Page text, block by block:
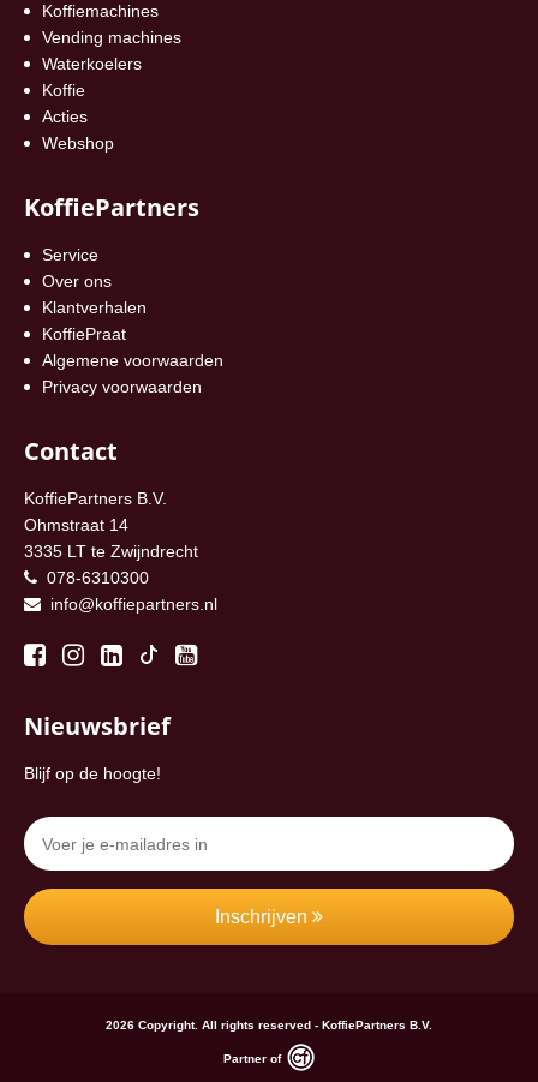
Koffiemachines
Vending machines
Waterkoelers
Koffie
Acties
Webshop
KoffiePartners
Service
Over ons
Klantverhalen
KoffiePraat
Algemene voorwaarden
Privacy voorwaarden
Contact
KoffiePartners B.V.
Ohmstraat 14
3335 LT te Zwijndrecht
078-6310300
info@koffiepartners.nl
Nieuwsbrief
Blijf op de hoogte!
Inschrijven
2026 Copyright. All rights reserved - KoffiePartners B.V.
Partner of